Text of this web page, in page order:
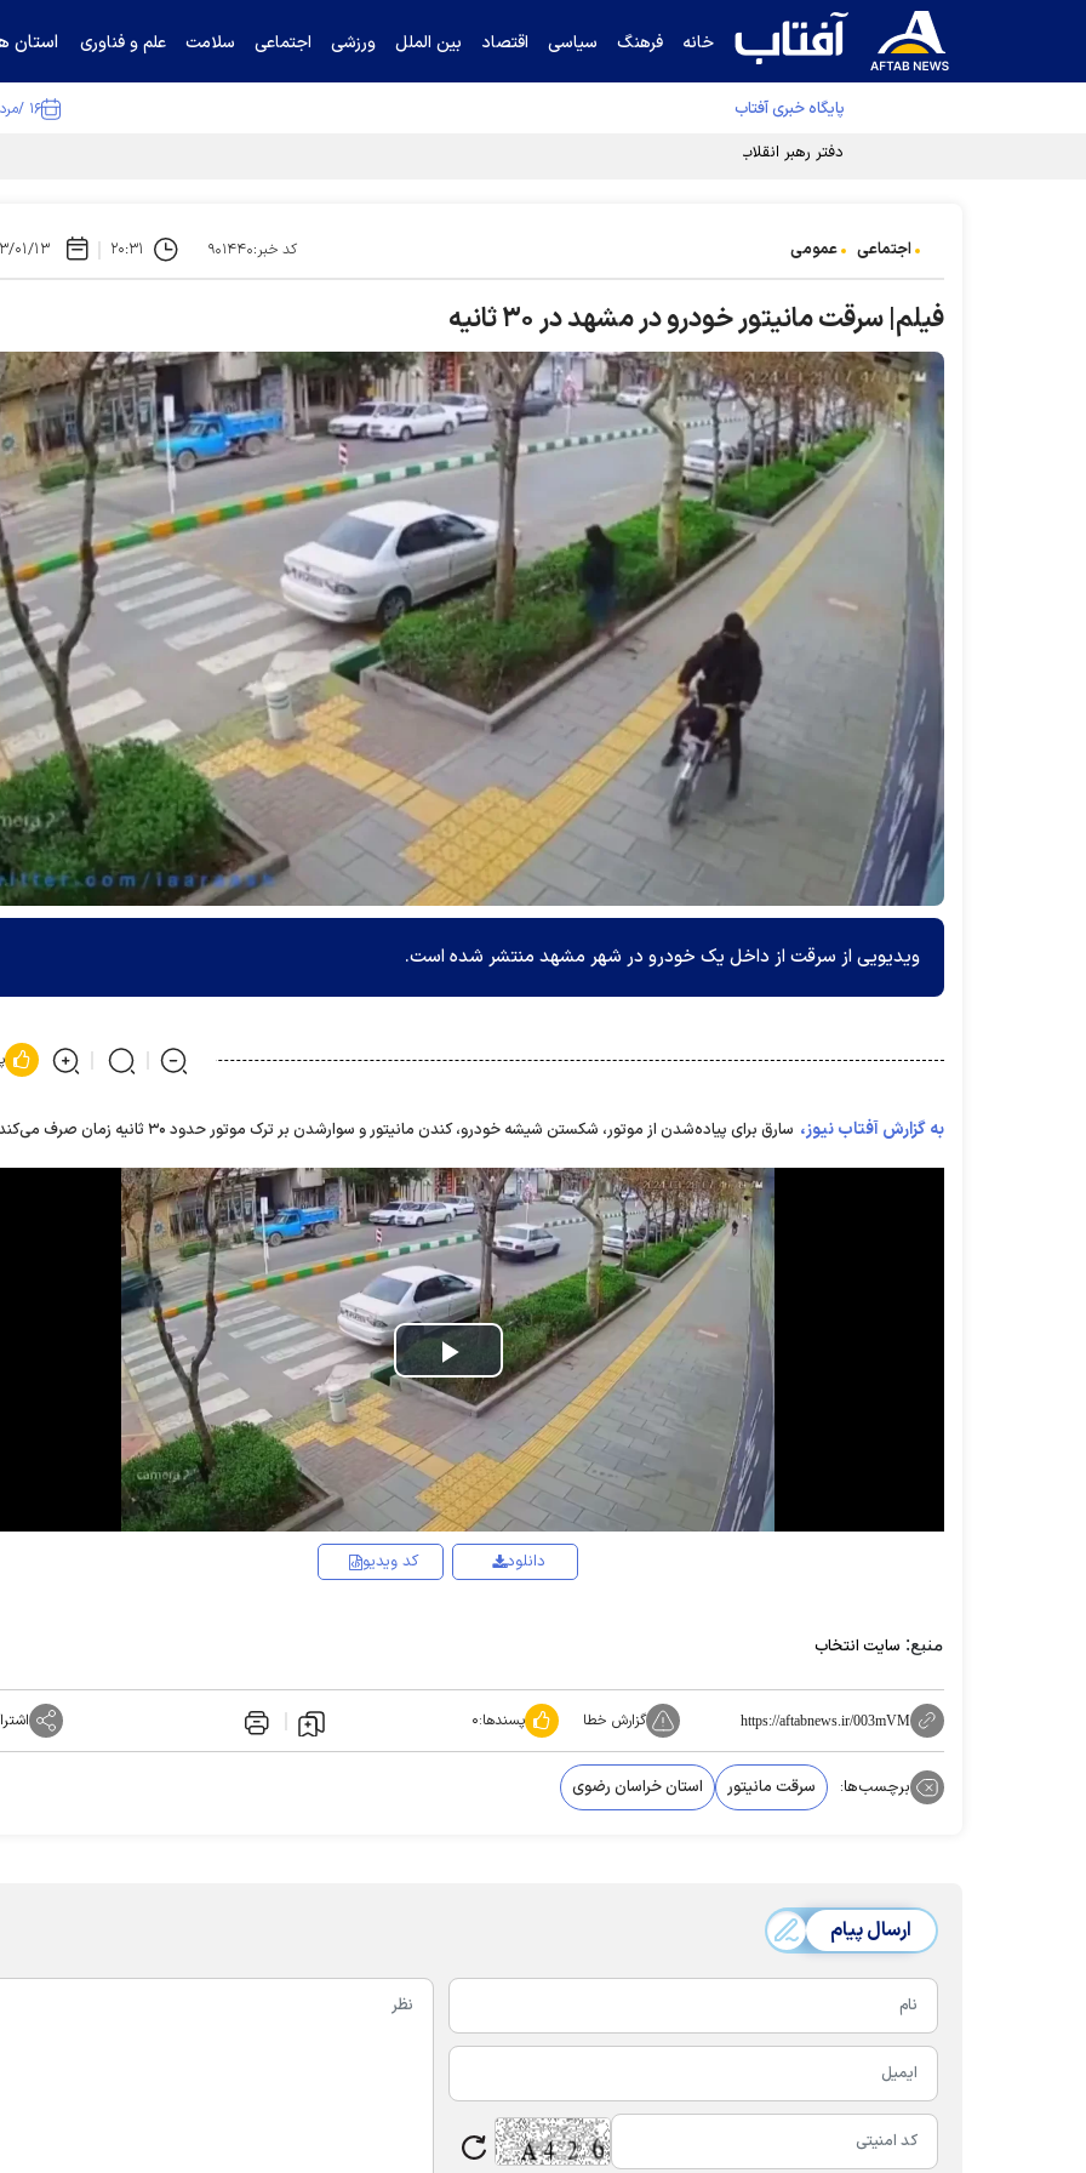
خانه فرهنگ سیاسی اقتصاد بین الملل ورزشی اجتماعی سلامت علم و فناوری استان
پایگاه خبری آفتاب ۱۶ /مرداد /۱۴۰۵
دفتر رهبر انقلاب ادعای خرازی درباره پزشکیان را تکذیب کرد
اجتماعی عمومی کد خبر:۹۰۱۴۴۰ ۲۰:۳۱ ۱۴۰۳/
فیلم| سرقت مانیتور خودرو در مشهد در ۳۰ ثانیه
ویدیویی از سرقت از داخل یک خودرو در شهر مشهد منتشر شده است.
به گزارش آفتاب نیوز، سارق برای پیاده‌شدن از موتور، شکستن شیشه خودرو، کندن مانیتور و سوارشدن بر ترک موتور حدود ۳۰ ثانیه زمان صرف می‌کند.
Play
Video
کد ویدیو دانلود
منبع: سایت انتخاب
https://aftabnews.ir/003mVM گزارش خطا پسندها:۰
برچسب‌ها: سرقت مانیتور استان خراسان رضوی
ارسال پیام